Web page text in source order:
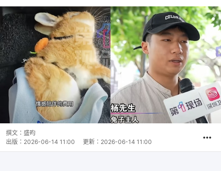
撰文： 盛昀
出版： 2026-06-14 11:00 更新： 2026-06-14 11:00